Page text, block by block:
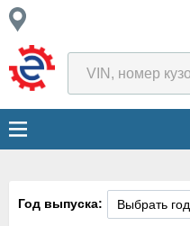
Год выпуска: Выбрать год